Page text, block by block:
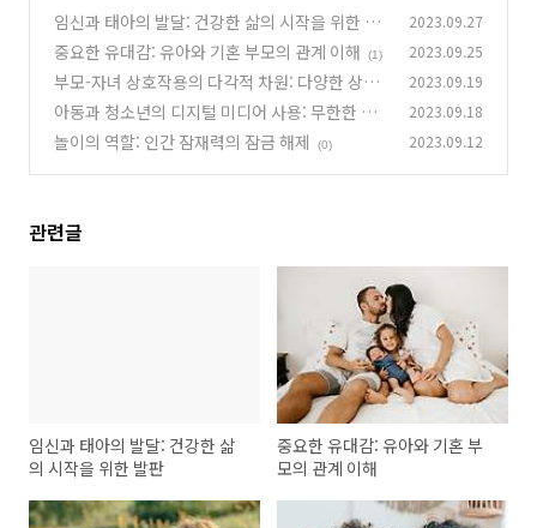
임신과 태아의 발달: 건강한 삶의 시작을 위한 발
판
(1)
2023.09.27
중요한 유대감: 유아와 기혼 부모의 관계 이해 (1) 2023.09.25
부모-자녀 상호작용의 다각적 차원: 다양한 상호
작용 패턴
(0)
2023.09.19
아동과 청소년의 디지털 미디어 사용: 무한한 정
보와 엔터테인먼트의 세계
(0)
2023.09.18
놀이의 역할: 인간 잠재력의 잠금 해제 (0) 2023.09.12
관련글
임신과 태아의 발달: 건강한 삶
의 시작을 위한 발판
중요한 유대감: 유아와 기혼 부
모의 관계 이해